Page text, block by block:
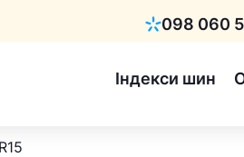
098 060
Київстар
Індекси шин